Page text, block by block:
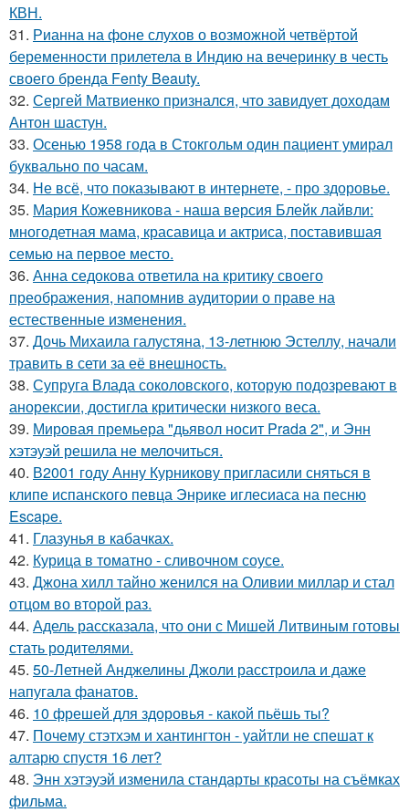
КВН.
31. Рианна на фоне слухов о возможной четвёртой
беременности прилетела в Индию на вечеринку в честь
своего бренда Fenty Beauty.
32. Сергей Матвиенко признался, что завидует доходам
Антон шастун.
33. Осенью 1958 года в Стокгольм один пациент умирал
буквально по часам.
34. Не всё, что показывают в интернете, - про здоровье.
35. Мария Кожевникова - наша версия Блейк лайвли:
многодетная мама, красавица и актриса, поставившая
семью на первое место.
36. Анна седокова ответила на критику своего
преображения, напомнив аудитории о праве на
естественные изменения.
37. Дочь Михаила галустяна, 13-летнюю Эстеллу, начали
травить в сети за её внешность.
38. Супруга Влада соколовского, которую подозревают в
анорексии, достигла критически низкого веса.
39. Мировая премьера "дьявол носит Prada 2", и Энн
хэтэуэй решила не мелочиться.
40. В2001 году Анну Курникову пригласили сняться в
клипе испанского певца Энрике иглесиаса на песню
Escape.
41. Глазунья в кабачках.
42. Курица в томатно - сливочном соусе.
43. Джона хилл тайно женился на Оливии миллар и стал
отцом во второй раз.
44. Адель рассказала, что они с Мишей Литвиным готовы
стать родителями.
45. 50-Летней Анджелины Джоли расстроила и даже
напугала фанатов.
46. 10 фрешей для здоровья - какой пьёшь ты?
47. Почему стэтхэм и хантингтон - уайтли не спешат к
алтарю спустя 16 лет?
48. Энн хэтэуэй изменила стандарты красоты на съёмках
фильма.